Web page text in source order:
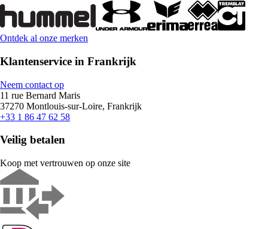
Ontdek al onze merken
Klantenservice in Frankrijk
Neem contact op
11 rue Bernard Maris
37270 Montlouis-sur-Loire, Frankrijk
+33 1 86 47 62 58
Veilig betalen
Koop met vertrouwen op onze site